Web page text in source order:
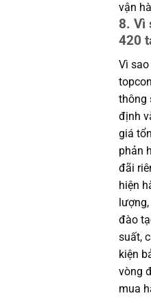
vận
8. Vì
420
Vì
thông
định
giá
phản
đãi
hiện
đào
suất,
kiện
vòng
mua